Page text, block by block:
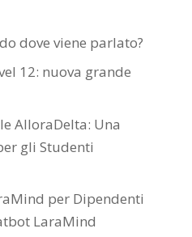
dove viene parlato?
12: nuova grande
AlloraDelta: Una
gli Studenti
per Dipendenti
LaraMind